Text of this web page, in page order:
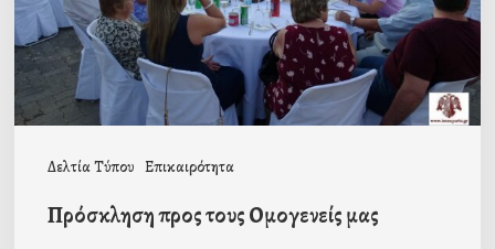
Δελτία Τύπου Επικαιρότητα
Πρόσκληση προς τους Ομογενείς μας